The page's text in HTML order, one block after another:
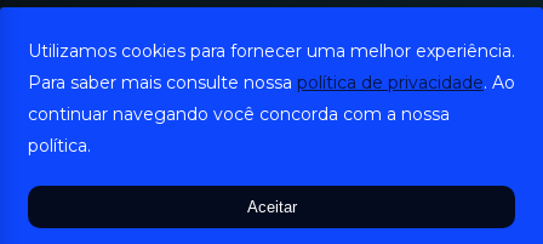
Utilizamos cookies para fornecer uma melhor experiência.
Para saber mais consulte nossa política de privacidade. Ao
continuar navegando você concorda com a nossa
política.
Aceitar
Como chegar
Redonda - RJ